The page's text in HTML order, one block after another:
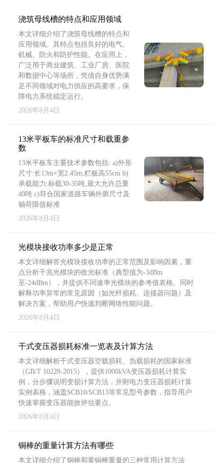
浇筑母线槽的特点和应用领域
本文详细介绍了浇筑母线槽的特点和
应用领域。其特点包括良好的电气、
机械、防火和防护性能。在应用上，
广泛用于商业建筑、工业厂房、医院
和数据中心等场所，凭借自身优势满
足不同领域对电力供应的高要求，保
障电力系统稳定运行。
2026年8月4日
13米平板车的标准尺寸和载重参
数
13米平板车主要技术参数包括: a)外形
尺寸:长13m×宽2.45m,栏板高55cm b)
承载能力:标载30-35吨,最大允许总重
49吨 c)符合国家道路车辆外廓尺寸及
轴荷限值标准
2026年8月4日
光模块接收功率多少是正常
本文详细解答光模块接收功率的正常范围及影响因素，重
点分析千兆光模块的收光标准（典型值为-3dBm
至-24dBm），并提供不同速率光模块的参考值表格。同时
解释功率异常的常见原因（如光纤损耗、连接器问题）及
解决方案，帮助用户快速判断网络性能问题。
2026年8月4日
干式变压器损耗标准一览表及计算方法
本文详细解析干式变压器空载损耗、负载损耗的国家标准
（GB/T 10228-2015），提供1000kVA变压器损耗计算实
例，分步骤说明变损计算方法，并附电力变压器损耗计算
实例表格，涵盖SCB10/SCB13等常见型号参数，指导用户
快速掌握变压器能效评估要点。
2026年8月4日
铜棒的重量计算方法有哪些
本文详细介绍了铜棒和黄铜棒重量的三种常用计算方法